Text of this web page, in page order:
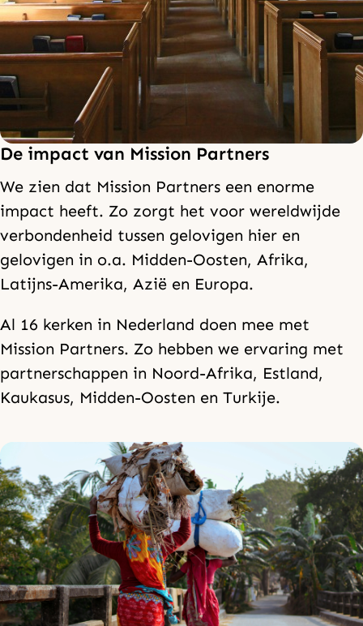
De impact van Mission Partners
We zien dat Mission Partners een enorme
impact heeft. Zo zorgt het voor wereldwijde
verbondenheid tussen gelovigen hier en
gelovigen in o.a. Midden-Oosten, Afrika,
Latijns-Amerika, Azië en Europa.
Al 16 kerken in Nederland doen mee met
Mission Partners. Zo hebben we ervaring met
partnerschappen in Noord-Afrika, Estland,
Kaukasus, Midden-Oosten en Turkije.